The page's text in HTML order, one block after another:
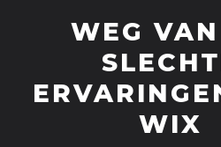
WEG
WIX